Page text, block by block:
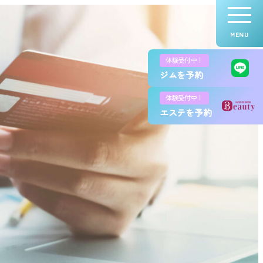
MENU
体験受付中！
ジムを予約
体験受付中！
エステを予約